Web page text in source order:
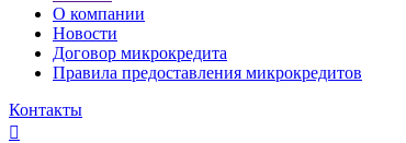
О компании
Новости
Договор микрокредита
Правила предоставления микрокредитов
Контакты
